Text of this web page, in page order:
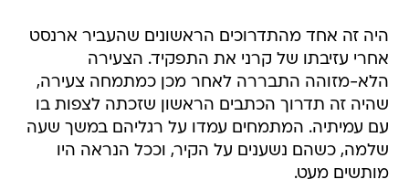
היה זה אחד מהתדרוכים הראשונים שהעביר ארנסט
אחרי עזיבתו של קרני את התפקיד. הצעירה
הלא-מזוהה התבררה לאחר מכן כמתמחה צעירה,
שהיה זה תדרוך הכתבים הראשון שזכתה לצפות בו
עם עמיתיה. המתמחים עמדו על רגליהם במשך שעה
שלמה, כשהם נשענים על הקיר, וככל הנראה היו
מותשים מעט.